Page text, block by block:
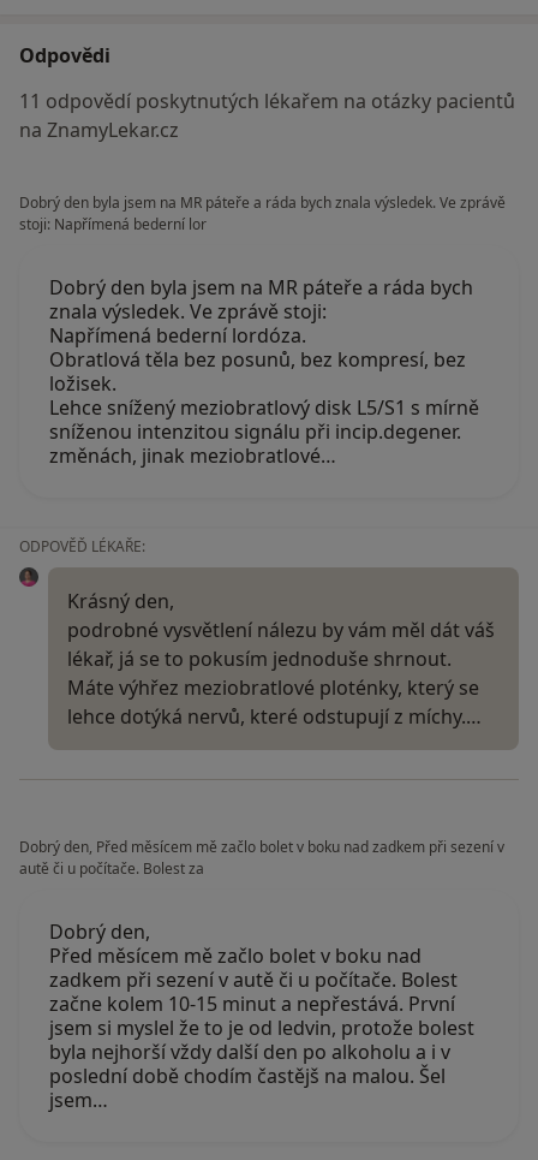
Odpovědi
11 odpovědí poskytnutých lékařem na otázky pacientů
na ZnamyLekar.cz
Dobrý den byla jsem na MR páteře a ráda bych znala výsledek. Ve zprávě
stoji: Napřímená bederní lor
Dobrý den byla jsem na MR páteře a ráda bych
znala výsledek. Ve zprávě stoji:
Napřímená bederní lordóza.
Obratlová těla bez posunů, bez kompresí, bez
ložisek.
Lehce snížený meziobratlový disk L5/S1 s mírně
sníženou intenzitou signálu při incip.degener.
změnách, jinak meziobratlové…
ODPOVĚĎ LÉKAŘE:
Krásný den,
podrobné vysvětlení nálezu by vám měl dát váš
lékař, já se to pokusím jednoduše shrnout.
Máte výhřez meziobratlové ploténky, který se
lehce dotýká nervů, které odstupují z míchy.…
Dobrý den, Před měsícem mě začlo bolet v boku nad zadkem při sezení v
autě či u počítače. Bolest za
Dobrý den,
Před měsícem mě začlo bolet v boku nad
zadkem při sezení v autě či u počítače. Bolest
začne kolem 10-15 minut a nepřestává. První
jsem si myslel že to je od ledvin, protože bolest
byla nejhorší vždy další den po alkoholu a i v
poslední době chodím častějš na malou. Šel
jsem…